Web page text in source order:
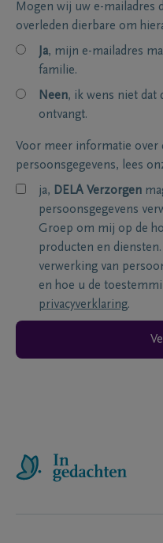
Mogen wij uw e-mailadres
overleden dierbare om
Ja, mijn e-mailadres
familie.
Neen, ik wens niet dat
ontvangt.
Voor meer informatie over
persoonsgegevens, lees
ja, DELA Verzorgen
persoonsgegevens
Groep om mij op de
producten en
verwerking van
en hoe u de
privacyverklaring.